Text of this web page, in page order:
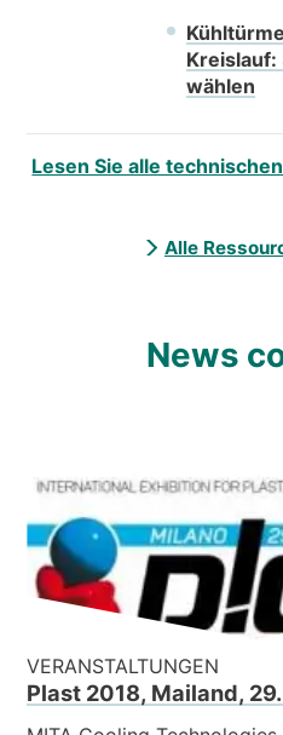
Kreislauf:
wählen
Lesen Sie alle
Alle
News
VERANSTALTUNGEN
Plast 2018, Mailand, 29.